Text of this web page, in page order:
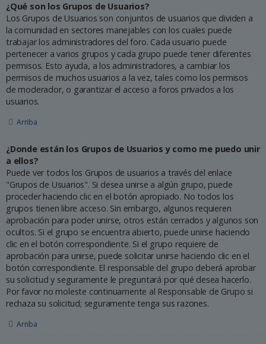
¿Qué son los Grupos de Usuarios?
Los Grupos de Usuarios son conjuntos de usuarios que dividen a
la comunidad en sectores manejables con los cuales puede
trabajar los administradores del foro. Cada usuario puede
pertenecer a varios grupos y cada grupo puede tener diferentes
permisos. Esto ayuda, a los administradores, a cambiar los
permisos de muchos usuarios a la vez, tales como los permisos
de moderador, o garantizar el acceso a foros privados a los
usuarios.
Arriba
¿Donde están los Grupos de Usuarios y como me puedo unir
a ellos?
Puede ver todos los Grupos de usuarios a través del enlace
"Grupos de Usuarios". Si desea unirse a algún grupo, puede
proceder haciendo clic en el botón apropiado. No todos los
grupos tienen libre acceso. Sin embargo, algunos requieren
aprobación para poder unirse, otros están cerrados y algunos son
ocultos. Si el grupo se encuentra abierto, puede unirse haciendo
clic en el botón correspondiente. Si el grupo requiere de
aprobación para unirse, puede solicitar unirse haciendo clic en el
botón correspondiente. El responsable del grupo deberá aprobar
su solicitud y seguramente le preguntará por qué desea hacerlo.
Por favor no moleste continuamente al Responsable de Grupo si
rechaza su solicitud; seguramente tenga sus razones.
Arriba